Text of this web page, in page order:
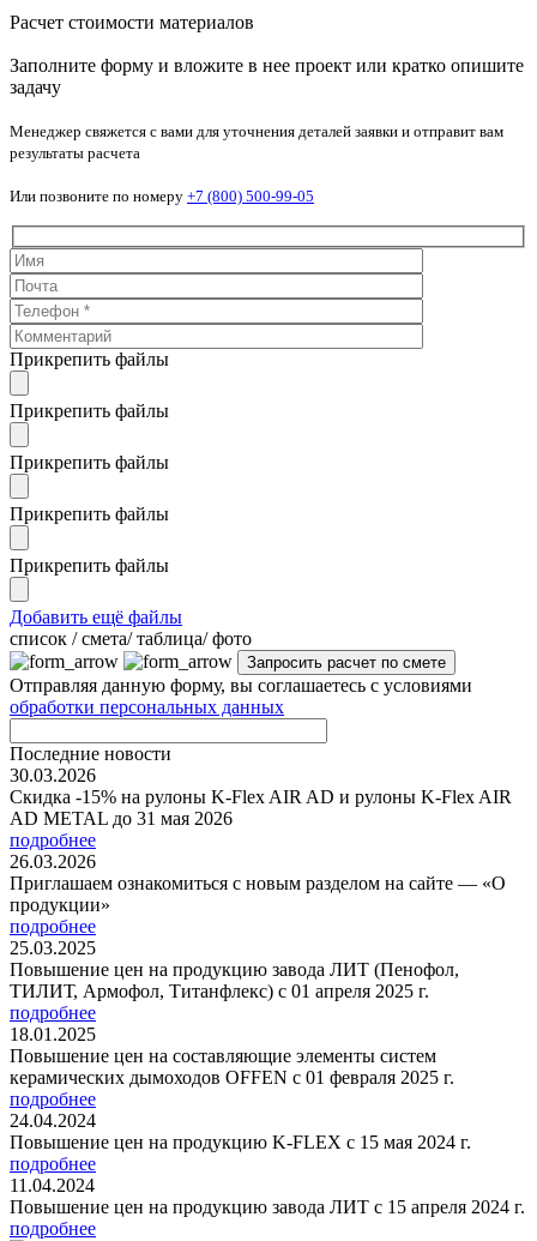
Расчет стоимости материалов
Заполните форму и вложите в нее проект или кратко опишите
задачу
Менеджер свяжется с вами для уточнения деталей заявки и отправит вам
результаты расчета
Или позвоните по номеру +7 (800) 500-99-05
Прикрепить файлы
Прикрепить файлы
Прикрепить файлы
Прикрепить файлы
Прикрепить файлы
Добавить ещё файлы
cписок / смета/ таблица/ фото
Отправляя данную форму, вы соглашаетесь с условиями
обработки персональных данных
Последние новости
30.03.2026
Скидка -15% на рулоны K-Flex AIR AD и рулоны K-Flex AIR
AD METAL до 31 мая 2026
подробнее
26.03.2026
Приглашаем ознакомиться с новым разделом на сайте — «О
продукции»
подробнее
25.03.2025
Повышение цен на продукцию завода ЛИТ (Пенофол,
ТИЛИТ, Армофол, Титанфлекс) с 01 апреля 2025 г.
подробнее
18.01.2025
Повышение цен на составляющие элементы систем
керамических дымоходов OFFEN с 01 февраля 2025 г.
подробнее
24.04.2024
Повышение цен на продукцию K-FLEX с 15 мая 2024 г.
подробнее
11.04.2024
Повышение цен на продукцию завода ЛИТ с 15 апреля 2024 г.
подробнее